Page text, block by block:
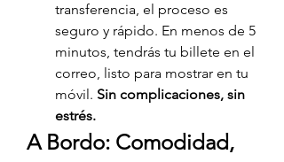
transferencia, el proceso es
seguro y rápido. En menos de 5
minutos, tendrás tu billete en el
correo, listo para mostrar en tu
móvil. Sin complicaciones, sin
estrés.
A Bordo: Comodidad,